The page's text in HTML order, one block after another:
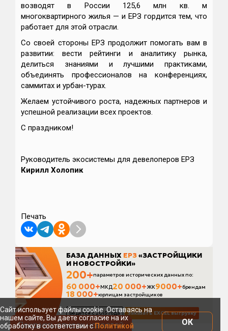
Показать список новостей
возводят в России 125,6 млн кв. м
многоквартирного жилья — и ЕРЗ гордится тем, что
работает для этой отрасли.
Со своей стороны ЕРЗ продолжит помогать вам в
развитии: вести рейтинги и аналитику рынка,
делиться знаниями и лучшими практиками,
объединять профессионалов на конференциях,
саммитах и урбан-турах.
Желаем устойчивого роста, надежных партнеров и
успешной реализации всех проектов.
С праздником!
Руководитель экосистемы для девелоперов ЕРЗ
Кирилл Холопик
Печать
Сайт использует файлы cookie. Оставаясь на
нашем сайте, Вы даете согласие на их
обработку в соответствии сПолитикой
ОК